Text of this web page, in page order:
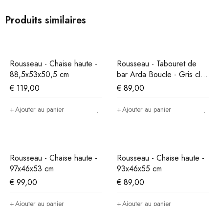
Produits similaires
Rousseau - Chaise haute -
88,5x53x50,5 cm
€ 119,00
Ajouter au panier
Rousseau - Tabouret de
bar Arda Boucle - Gris clair
- 86x49x46 cm
€ 89,00
Ajouter au panier
Rousseau - Chaise haute -
97x46x53 cm
€ 99,00
Ajouter au panier
Rousseau - Chaise haute -
93x46x55 cm
€ 89,00
Ajouter au panier